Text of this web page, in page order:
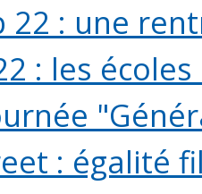
22 : une
: les
: égalité